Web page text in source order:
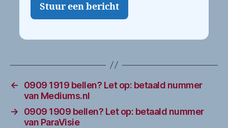
Stuur een bericht
←
0909 1919 bellen? Let op: betaald nummer
van Mediums.nl
→
0909 1909 bellen? Let op: betaald nummer
van ParaVisie